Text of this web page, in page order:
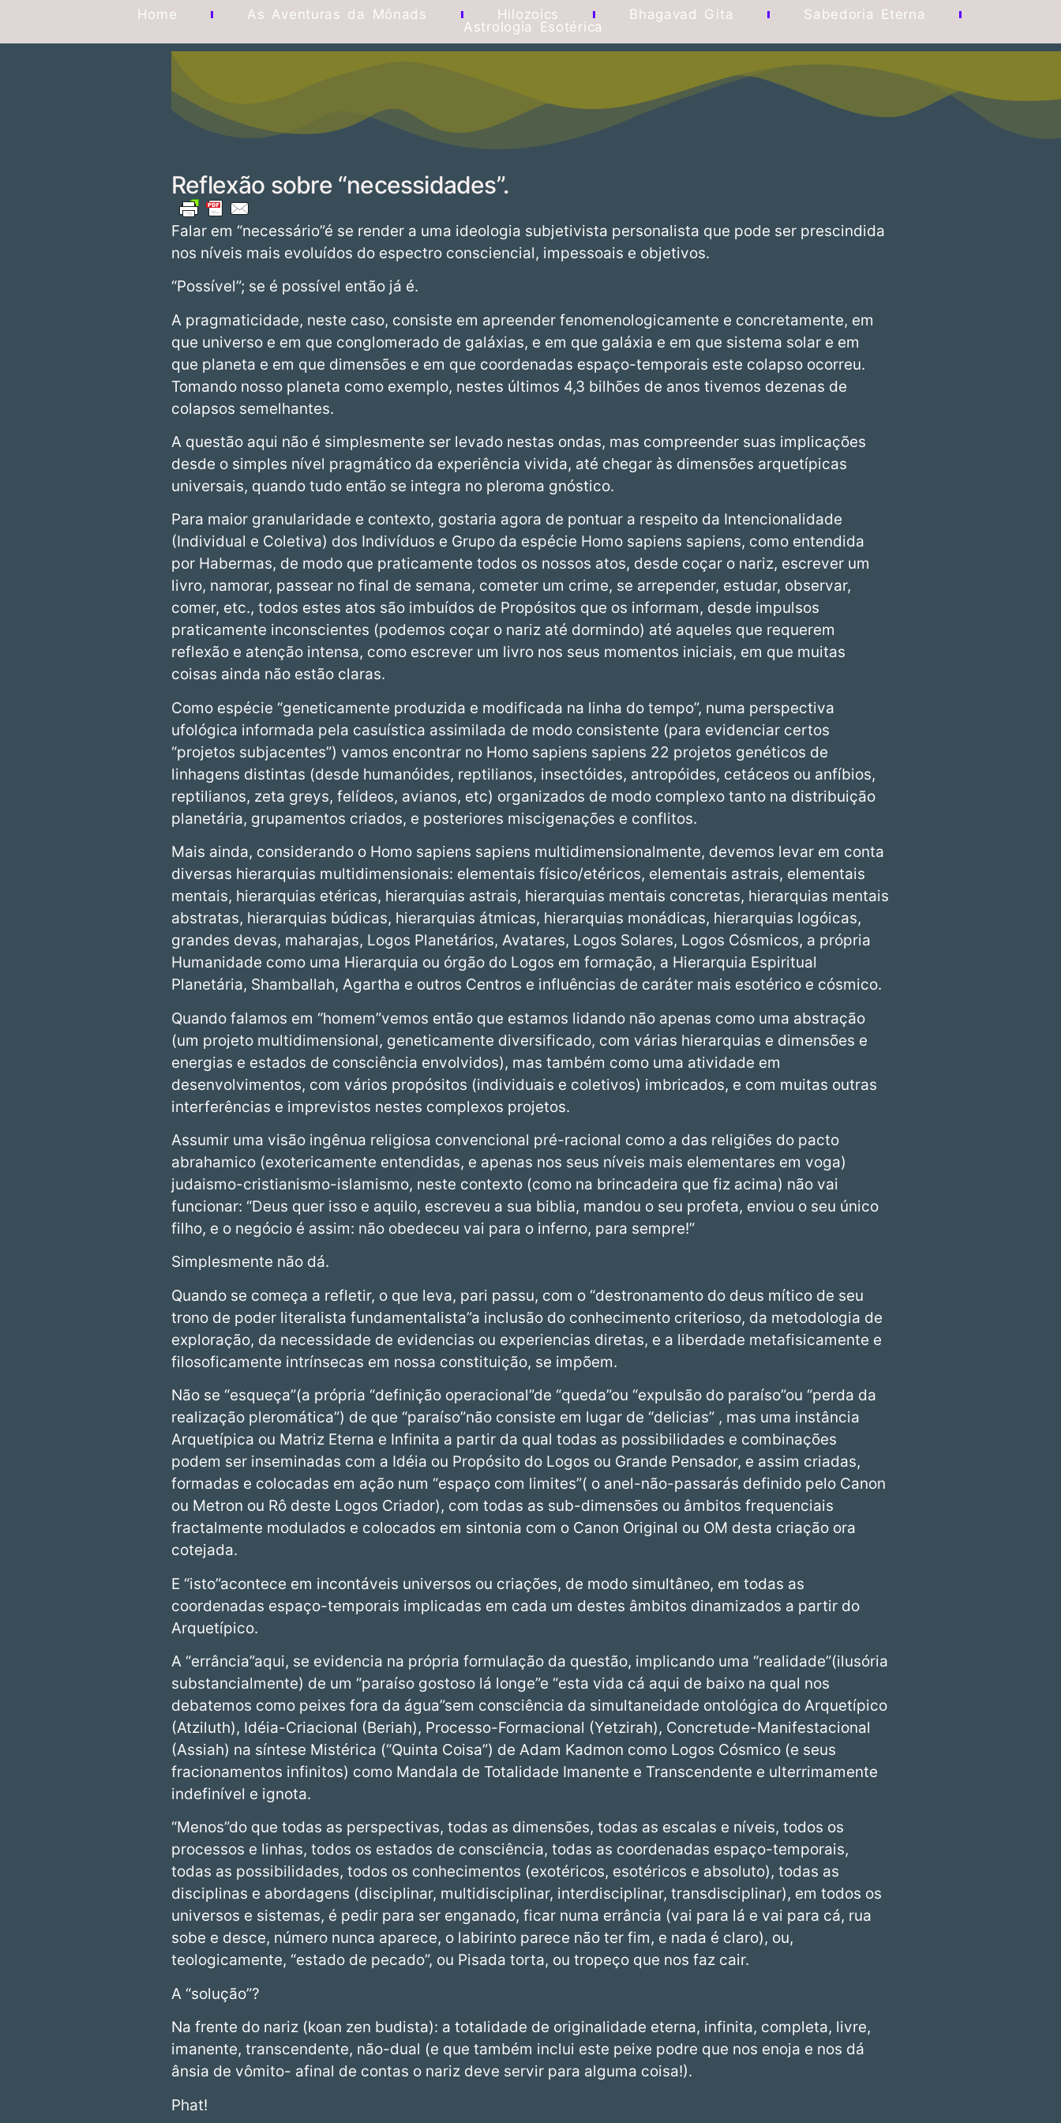
Home As Aventuras da Mônads Hilozoics Bhagavad Gita
Sabedoria Eterna
Astrologia Esotérica
Reflexão sobre “necessidades”.
Falar em “necessário”é se render a uma ideologia subjetivista personalista que pode ser prescindida
nos níveis mais evoluídos do espectro consciencial, impessoais e objetivos.
“Possível”; se é possível então já é.
A pragmaticidade, neste caso, consiste em apreender fenomenologicamente e concretamente, em
que universo e em que conglomerado de galáxias, e em que galáxia e em que sistema solar e em
que planeta e em que dimensões e em que coordenadas espaço-temporais este colapso ocorreu.
Tomando nosso planeta como exemplo, nestes últimos 4,3 bilhões de anos tivemos dezenas de
colapsos semelhantes.
A questão aqui não é simplesmente ser levado nestas ondas, mas compreender suas implicações
desde o simples nível pragmático da experiência vivida, até chegar às dimensões arquetípicas
universais, quando tudo então se integra no pleroma gnóstico.
Para maior granularidade e contexto, gostaria agora de pontuar a respeito da Intencionalidade
(Individual e Coletiva) dos Indivíduos e Grupo da espécie Homo sapiens sapiens, como entendida
por Habermas, de modo que praticamente todos os nossos atos, desde coçar o nariz, escrever um
livro, namorar, passear no final de semana, cometer um crime, se arrepender, estudar, observar,
comer, etc., todos estes atos são imbuídos de Propósitos que os informam, desde impulsos
praticamente inconscientes (podemos coçar o nariz até dormindo) até aqueles que requerem
reflexão e atenção intensa, como escrever um livro nos seus momentos iniciais, em que muitas
coisas ainda não estão claras.
Como espécie “geneticamente produzida e modificada na linha do tempo”, numa perspectiva
ufológica informada pela casuística assimilada de modo consistente (para evidenciar certos
“projetos subjacentes”) vamos encontrar no Homo sapiens sapiens 22 projetos genéticos de
linhagens distintas (desde humanóides, reptilianos, insectóides, antropóides, cetáceos ou anfíbios,
reptilianos, zeta greys, felídeos, avianos, etc) organizados de modo complexo tanto na distribuição
planetária, grupamentos criados, e posteriores miscigenações e conflitos.
Mais ainda, considerando o Homo sapiens sapiens multidimensionalmente, devemos levar em conta
diversas hierarquias multidimensionais: elementais físico/etéricos, elementais astrais, elementais
mentais, hierarquias etéricas, hierarquias astrais, hierarquias mentais concretas, hierarquias mentais
abstratas, hierarquias búdicas, hierarquias átmicas, hierarquias monádicas, hierarquias logóicas,
grandes devas, maharajas, Logos Planetários, Avatares, Logos Solares, Logos Cósmicos, a própria
Humanidade como uma Hierarquia ou órgão do Logos em formação, a Hierarquia Espiritual
Planetária, Shamballah, Agartha e outros Centros e influências de caráter mais esotérico e cósmico.
Quando falamos em “homem”vemos então que estamos lidando não apenas como uma abstração
(um projeto multidimensional, geneticamente diversificado, com várias hierarquias e dimensões e
energias e estados de consciência envolvidos), mas também como uma atividade em
desenvolvimentos, com vários propósitos (individuais e coletivos) imbricados, e com muitas outras
interferências e imprevistos nestes complexos projetos.
Assumir uma visão ingênua religiosa convencional pré-racional como a das religiões do pacto
abrahamico (exotericamente entendidas, e apenas nos seus níveis mais elementares em voga)
judaismo-cristianismo-islamismo, neste contexto (como na brincadeira que fiz acima) não vai
funcionar: “Deus quer isso e aquilo, escreveu a sua biblia, mandou o seu profeta, enviou o seu único
filho, e o negócio é assim: não obedeceu vai para o inferno, para sempre!”
Simplesmente não dá.
Quando se começa a refletir, o que leva, pari passu, com o “destronamento do deus mítico de seu
trono de poder literalista fundamentalista”a inclusão do conhecimento criterioso, da metodologia de
exploração, da necessidade de evidencias ou experiencias diretas, e a liberdade metafisicamente e
filosoficamente intrínsecas em nossa constituição, se impõem.
Não se “esqueça”(a própria “definição operacional”de “queda”ou “expulsão do paraíso”ou “perda da
realização pleromática”) de que “paraíso”não consiste em lugar de “delicias” , mas uma instância
Arquetípica ou Matriz Eterna e Infinita a partir da qual todas as possibilidades e combinações
podem ser inseminadas com a Idéia ou Propósito do Logos ou Grande Pensador, e assim criadas,
formadas e colocadas em ação num “espaço com limites”( o anel-não-passarás definido pelo Canon
ou Metron ou Rô deste Logos Criador), com todas as sub-dimensões ou âmbitos frequenciais
fractalmente modulados e colocados em sintonia com o Canon Original ou OM desta criação ora
cotejada.
E “isto”acontece em incontáveis universos ou criações, de modo simultâneo, em todas as
coordenadas espaço-temporais implicadas em cada um destes âmbitos dinamizados a partir do
Arquetípico.
A “errância”aqui, se evidencia na própria formulação da questão, implicando uma “realidade”(ilusória
substancialmente) de um “paraíso gostoso lá longe”e “esta vida cá aqui de baixo na qual nos
debatemos como peixes fora da água”sem consciência da simultaneidade ontológica do Arquetípico
(Atziluth), Idéia-Criacional (Beriah), Processo-Formacional (Yetzirah), Concretude-Manifestacional
(Assiah) na síntese Mistérica (“Quinta Coisa”) de Adam Kadmon como Logos Cósmico (e seus
fracionamentos infinitos) como Mandala de Totalidade Imanente e Transcendente e ulterrimamente
indefinível e ignota.
“Menos”do que todas as perspectivas, todas as dimensões, todas as escalas e níveis, todos os
processos e linhas, todos os estados de consciência, todas as coordenadas espaço-temporais,
todas as possibilidades, todos os conhecimentos (exotéricos, esotéricos e absoluto), todas as
disciplinas e abordagens (disciplinar, multidisciplinar, interdisciplinar, transdisciplinar), em todos os
universos e sistemas, é pedir para ser enganado, ficar numa errância (vai para lá e vai para cá, rua
sobe e desce, número nunca aparece, o labirinto parece não ter fim, e nada é claro), ou,
teologicamente, “estado de pecado”, ou Pisada torta, ou tropeço que nos faz cair.
A “solução”?
Na frente do nariz (koan zen budista): a totalidade de originalidade eterna, infinita, completa, livre,
imanente, transcendente, não-dual (e que também inclui este peixe podre que nos enoja e nos dá
ânsia de vômito- afinal de contas o nariz deve servir para alguma coisa!).
Phat!